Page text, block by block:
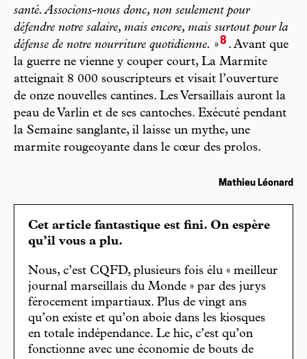
santé. Associons-nous donc, non seulement pour
défendre notre salaire, mais encore, mais surtout pour la
défense de notre nourriture quotidienne. »8 . Avant que
la guerre ne vienne y couper court, La Marmite
atteignait 8 000 souscripteurs et visait l’ouverture
de onze nouvelles cantines. Les Versaillais auront la
peau de Varlin et de ses cantoches. Exécuté pendant
la Semaine sanglante, il laisse un mythe, une
marmite rougeoyante dans le cœur des prolos.
Mathieu Léonard
Cet article fantastique est fini. On espère
qu’il vous a plu.
Nous, c’est CQFD, plusieurs fois élu « meilleur
journal marseillais du Monde » par des jurys
férocement impartiaux. Plus de vingt ans
qu’on existe et qu’on aboie dans les kiosques
en totale indépendance. Le hic, c’est qu’on
fonctionne avec une économie de bouts de